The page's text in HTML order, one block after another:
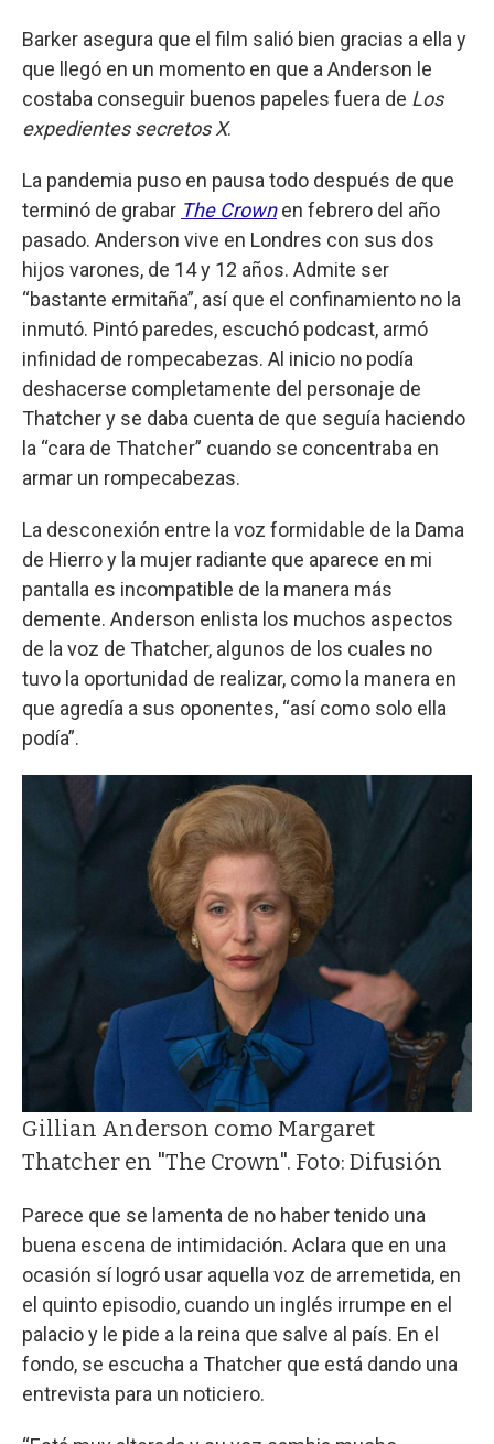
Barker asegura que el film salió bien gracias a ella y
que llegó en un momento en que a Anderson le
costaba conseguir buenos papeles fuera de Los
expedientes secretos X.
La pandemia puso en pausa todo después de que
terminó de grabar The Crown en febrero del año
pasado. Anderson vive en Londres con sus dos
hijos varones, de 14 y 12 años. Admite ser
“bastante ermitaña”, así que el confinamiento no la
inmutó. Pintó paredes, escuchó podcast, armó
infinidad de rompecabezas. Al inicio no podía
deshacerse completamente del personaje de
Thatcher y se daba cuenta de que seguía haciendo
la “cara de Thatcher” cuando se concentraba en
armar un rompecabezas.
La desconexión entre la voz formidable de la Dama
de Hierro y la mujer radiante que aparece en mi
pantalla es incompatible de la manera más
demente. Anderson enlista los muchos aspectos
de la voz de Thatcher, algunos de los cuales no
tuvo la oportunidad de realizar, como la manera en
que agredía a sus oponentes, “así como solo ella
podía”.
Gillian Anderson como Margaret
Thatcher en "The Crown". Foto: Difusión
Parece que se lamenta de no haber tenido una
buena escena de intimidación. Aclara que en una
ocasión sí logró usar aquella voz de arremetida, en
el quinto episodio, cuando un inglés irrumpe en el
palacio y le pide a la reina que salve al país. En el
fondo, se escucha a Thatcher que está dando una
entrevista para un noticiero.